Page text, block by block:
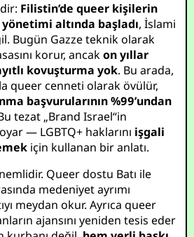
Filistin’de queer kişilerin
altında başladı, İslami
Bugün Gazze teknik olarak
korur, ancakon yıllar
kovuşturma yok. Bu arada,
queer cenneti olarak övülür,
başvurularının %99’undan
tezat „Brand Israel“in
— LGBTQ+ haklarını işgali
için kullanan bir anlatı.
Queer dostu Batı ile
medeniyet ayrımı
meydan okur. Ayrıca queer
ajansını yeniden tesis eder